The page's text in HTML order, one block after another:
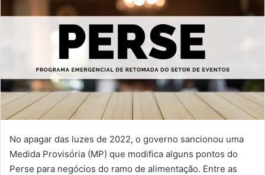
No apagar das luzes de 2022, o governo sancionou uma
Medida Provisória (MP) que modifica alguns pontos do
Perse para negócios do ramo de alimentação. Entre as